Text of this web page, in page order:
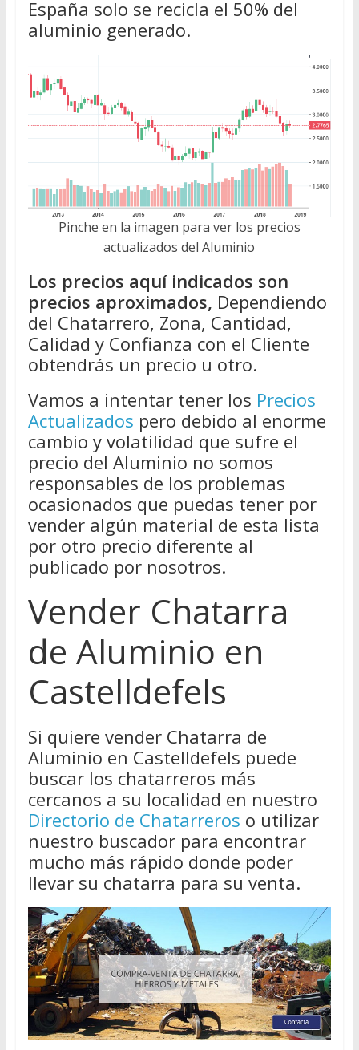
España solo se recicla el 50% del
aluminio generado.
Pinche en la imagen para ver los precios
actualizados del Aluminio
Los precios aquí indicados son
precios aproximados, Dependiendo
del Chatarrero, Zona, Cantidad,
Calidad y Confianza con el Cliente
obtendrás un precio u otro.
Vamos a intentar tener los Precios
Actualizados pero debido al enorme
cambio y volatilidad que sufre el
precio del Aluminio no somos
responsables de los problemas
ocasionados que puedas tener por
vender algún material de esta lista
por otro precio diferente al
publicado por nosotros.
Vender Chatarra
de Aluminio en
Castelldefels
Si quiere vender Chatarra de
Aluminio en Castelldefels puede
buscar los chatarreros más
cercanos a su localidad en nuestro
Directorio de Chatarreros o utilizar
nuestro buscador para encontrar
mucho más rápido donde poder
llevar su chatarra para su venta.